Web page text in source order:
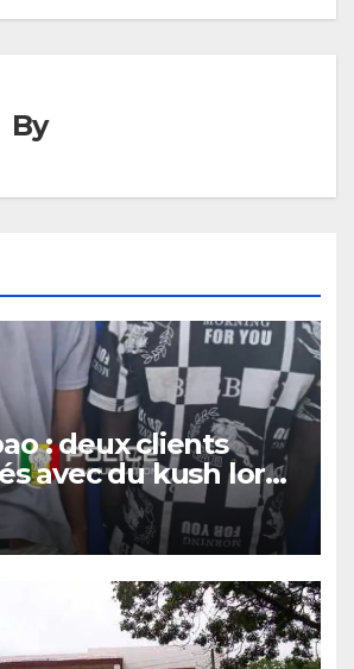
By
: deux clients
avec du kush lors
de police dans